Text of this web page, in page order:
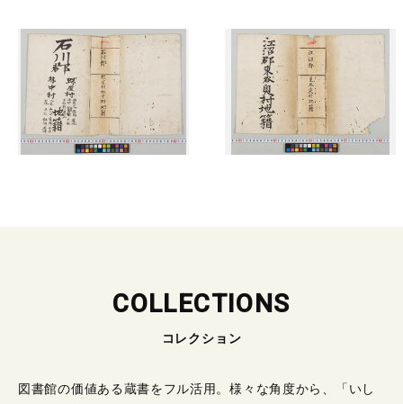
COLLECTIONS
コレクション
図書館の価値ある蔵書をフル活用。様々な角度から、「いし